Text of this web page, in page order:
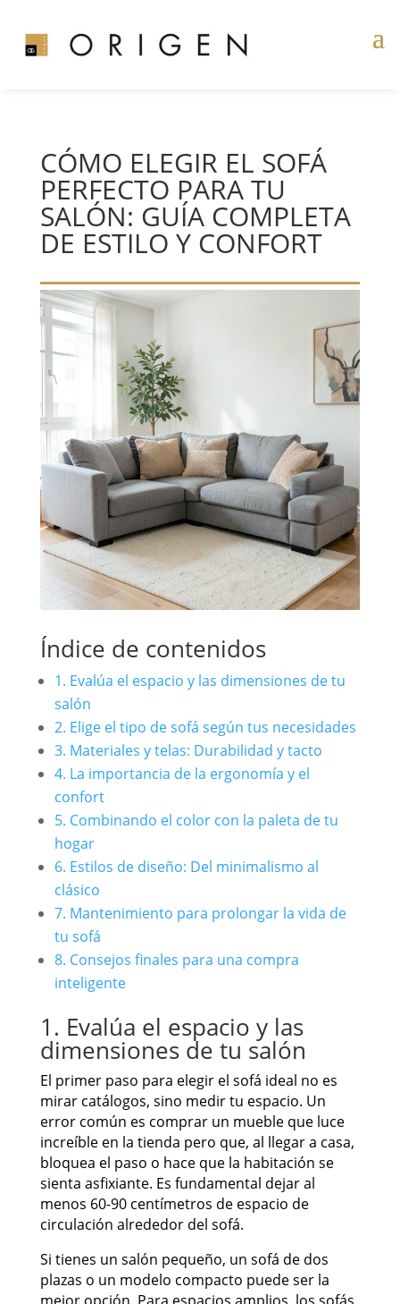
CÓMO ELEGIR EL SOFÁ
PERFECTO PARA TU
SALÓN: GUÍA COMPLETA
DE ESTILO Y CONFORT
Índice de contenidos
1. Evalúa el espacio y las dimensiones de tu
salón
2. Elige el tipo de sofá según tus necesidades
3. Materiales y telas: Durabilidad y tacto
4. La importancia de la ergonomía y el
confort
5. Combinando el color con la paleta de tu
hogar
6. Estilos de diseño: Del minimalismo al
clásico
7. Mantenimiento para prolongar la vida de
tu sofá
8. Consejos finales para una compra
inteligente
1. Evalúa el espacio y las
dimensiones de tu salón
El primer paso para elegir el sofá ideal no es
mirar catálogos, sino medir tu espacio. Un
error común es comprar un mueble que luce
increíble en la tienda pero que, al llegar a casa,
bloquea el paso o hace que la habitación se
sienta asfixiante. Es fundamental dejar al
menos 60-90 centímetros de espacio de
circulación alrededor del sofá.
Si tienes un salón pequeño, un sofá de dos
plazas o un modelo compacto puede ser la